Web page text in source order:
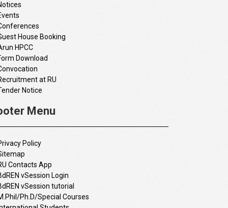
House Booking
HPCC
Download
at RU
Notice
Menu
Policy
Contacts App
vSession Login
vSession tutorial
Ph.D/Special Courses